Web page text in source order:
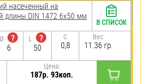
насеченный на
длины DIN 1472 6х50 мм
Ø
?
6
L
?
50
C
0,8
Вес:
11.36 гр.
Цена:
187р. 93коп.
В СПИСОК